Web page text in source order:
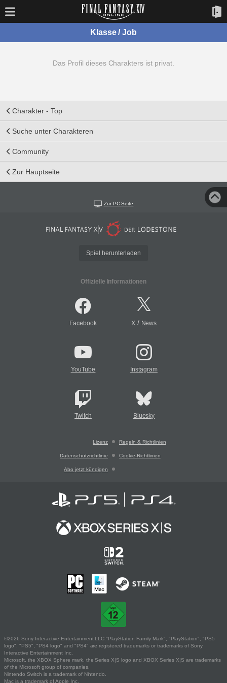
Klasse / Job
Das Profil dieses Charakters ist privat.
Charakter - Top
Suche unter Charakteren
Community
Zur Hauptseite
Zur PC-Seite
Spiel herunterladen
Offizielle Informationen
Facebook X/ News
YouTube Instagram
Twitch Bluesky
Lizenz Regeln & Richtlinien
Datenschutzrichtlinie Cookie-Richtlinien
Abo jetzt kündigen
©2026 Sony Interactive Entertainment LLC."PlayStation Family Mark", "PlayStation", "PS5
logo", "PS5", "PS4 logo" and "PS4" are registered trademarks or trademarks of Sony
Interactive Entertainment Inc.
Microsoft, the XBOX Sphere mark, the Series X|S logo and XBOX Series X|S are trademarks
of the Microsoft group of companies.
Nintendo Switch is a trademark of Nintendo.
Mac is a trademark of Apple Inc.